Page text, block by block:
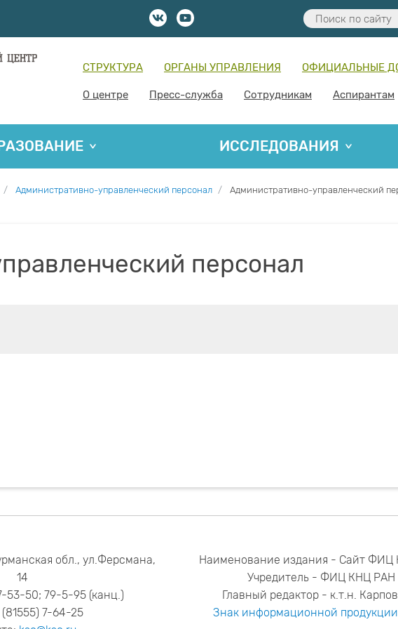
СТРУКТУРА ОРГАНЫ УПРАВЛЕНИЯ ОФИЦИАЛЬНЫЕ
О центре Пресс-служба Сотрудникам Аспирантам
ИССЛЕДОВАНИЯ
Административно-управленческий персонал Административно-управленческий
персонал
обл., ул.Ферсмана,
14
53-50; 79-5-95 (канц.)
7-64-25
Наименование издания - Сайт ФИЦ
Учредитель - ФИЦ КНЦ РАН
Главный редактор - к.т.н.
Знак информационной продукции